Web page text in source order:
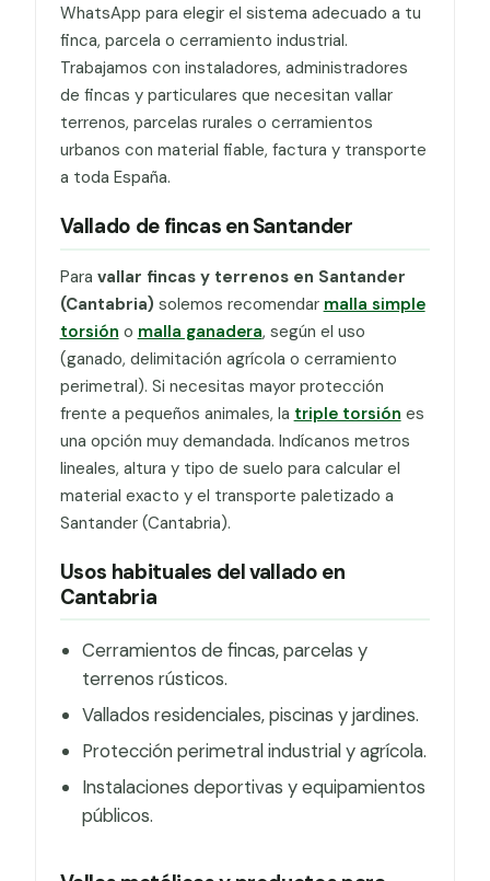
WhatsApp para elegir el sistema adecuado a tu
finca, parcela o cerramiento industrial.
Trabajamos con instaladores, administradores
de fincas y particulares que necesitan vallar
terrenos, parcelas rurales o cerramientos
urbanos con material fiable, factura y transporte
a toda España.
Vallado de fincas en Santander
Para vallar fincas y terrenos en Santander
(Cantabria) solemos recomendar malla simple
torsión o malla ganadera, según el uso
(ganado, delimitación agrícola o cerramiento
perimetral). Si necesitas mayor protección
frente a pequeños animales, la triple torsión es
una opción muy demandada. Indícanos metros
lineales, altura y tipo de suelo para calcular el
material exacto y el transporte paletizado a
Santander (Cantabria).
Usos habituales del vallado en
Cantabria
Cerramientos de fincas, parcelas y
terrenos rústicos.
Vallados residenciales, piscinas y jardines.
Protección perimetral industrial y agrícola.
Instalaciones deportivas y equipamientos
públicos.